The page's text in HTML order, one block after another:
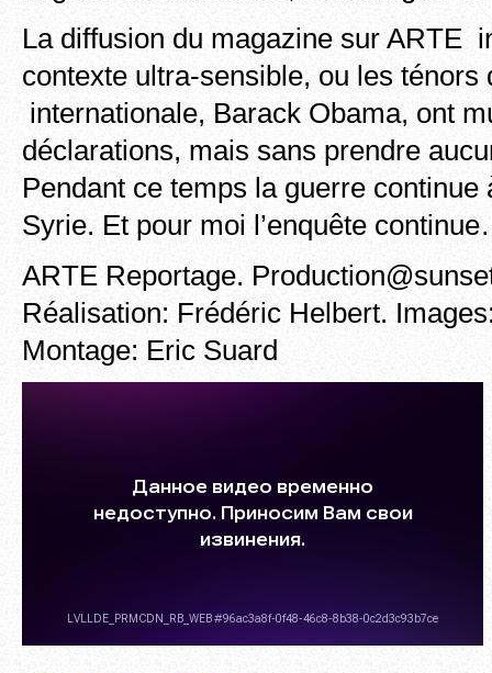
La diffusion du magazine sur ARTE
contexte ultra-sensible, ou les ténors
internationale, Barack Obama, ont
déclarations, mais sans prendre
Pendant ce temps la guerre continue
Syrie. Et pour moi l’enquête
ARTE Reportage.
Réalisation: Frédéric Helbert.
Montage: Eric Suard